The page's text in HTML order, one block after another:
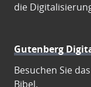
die
Gutenberg
Besuchen Sie
Bibel.